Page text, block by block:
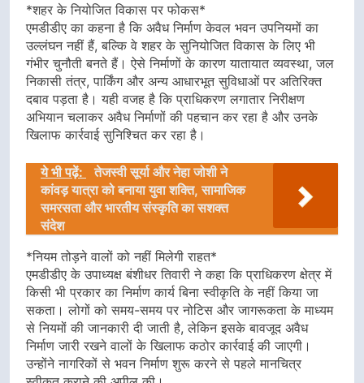
*शहर के नियोजित विकास पर फोकस*
एमडीडीए का कहना है कि अवैध निर्माण केवल भवन उपनियमों का
उल्लंघन नहीं हैं, बल्कि वे शहर के सुनियोजित विकास के लिए भी
गंभीर चुनौती बनते हैं। ऐसे निर्माणों के कारण यातायात व्यवस्था, जल
निकासी तंत्र, पार्किंग और अन्य आधारभूत सुविधाओं पर अतिरिक्त
दबाव पड़ता है। यही वजह है कि प्राधिकरण लगातार निरीक्षण
अभियान चलाकर अवैध निर्माणों की पहचान कर रहा है और उनके
खिलाफ कार्रवाई सुनिश्चित कर रहा है।
ये भी पढ़ें:
तेजस्वी सूर्या और नेहा जोशी ने
कांवड़ यात्रा को बनाया युवा शक्ति, सामाजिक
समरसता और भारतीय संस्कृति का सशक्त
संदेश
*नियम तोड़ने वालों को नहीं मिलेगी राहत*
एमडीडीए के उपाध्यक्ष बंशीधर तिवारी ने कहा कि प्राधिकरण क्षेत्र में
किसी भी प्रकार का निर्माण कार्य बिना स्वीकृति के नहीं किया जा
सकता। लोगों को समय-समय पर नोटिस और जागरूकता के माध्यम
से नियमों की जानकारी दी जाती है, लेकिन इसके बावजूद अवैध
निर्माण जारी रखने वालों के खिलाफ कठोर कार्रवाई की जाएगी।
उन्होंने नागरिकों से भवन निर्माण शुरू करने से पहले मानचित्र